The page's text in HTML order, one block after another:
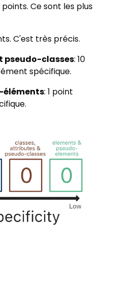
points. Ce sont les plus
C'est très précis.
pseudo-classes: 10
spécifique.
éléments: 1 point